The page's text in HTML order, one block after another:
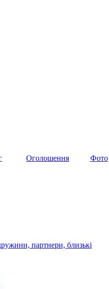
Оголошення Фото
партнери, близькі